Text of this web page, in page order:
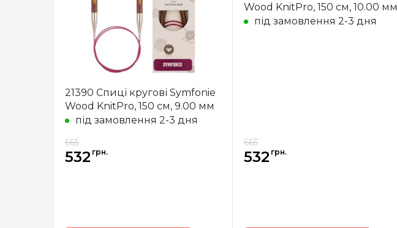
21390 Спиці кругові Symfonie
Wood KnitPro, 150 см, 9.00 мм
під замовлення 2-3 дня
665
532 грн.
Wood KnitPro, 150 см, 10.00 мм
під замовлення 2-3 дня
665
532 грн.